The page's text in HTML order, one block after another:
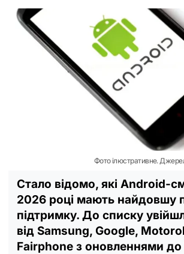
Фото ілюстративне.
Стало відомо, які Android-
2026 році мають найдовшу
підтримку. До списку
від Samsung, Google,
Fairphone з оновленнями до